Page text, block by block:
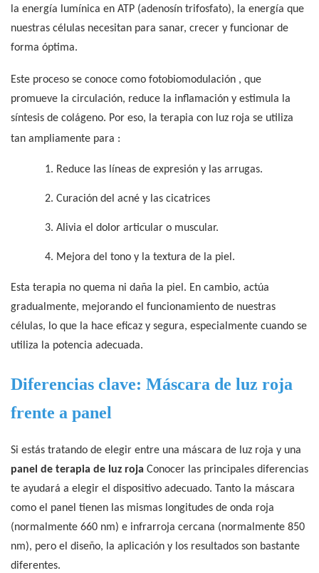
la energía lumínica en ATP (adenosín trifosfato), la energía que
nuestras células necesitan para sanar, crecer y funcionar de
forma óptima.
Este proceso se conoce como fotobiomodulación , que
promueve la circulación, reduce la inflamación y estimula la
síntesis de colágeno. Por eso, la terapia con luz roja se utiliza
tan ampliamente para :
1. Reduce las líneas de expresión y las arrugas.
2. Curación del acné y las cicatrices
3. Alivia el dolor articular o muscular.
4. Mejora del tono y la textura de la piel.
Esta terapia no quema ni daña la piel. En cambio, actúa
gradualmente, mejorando el funcionamiento de nuestras
células, lo que la hace eficaz y segura, especialmente cuando se
utiliza la potencia adecuada.
Diferencias clave: Máscara de luz roja
frente a panel
Si estás tratando de elegir entre una máscara de luz roja y una
panel de terapia de luz roja Conocer las principales diferencias
te ayudará a elegir el dispositivo adecuado. Tanto la máscara
como el panel tienen las mismas longitudes de onda roja
(normalmente 660 nm) e infrarroja cercana (normalmente 850
nm), pero el diseño, la aplicación y los resultados son bastante
diferentes.